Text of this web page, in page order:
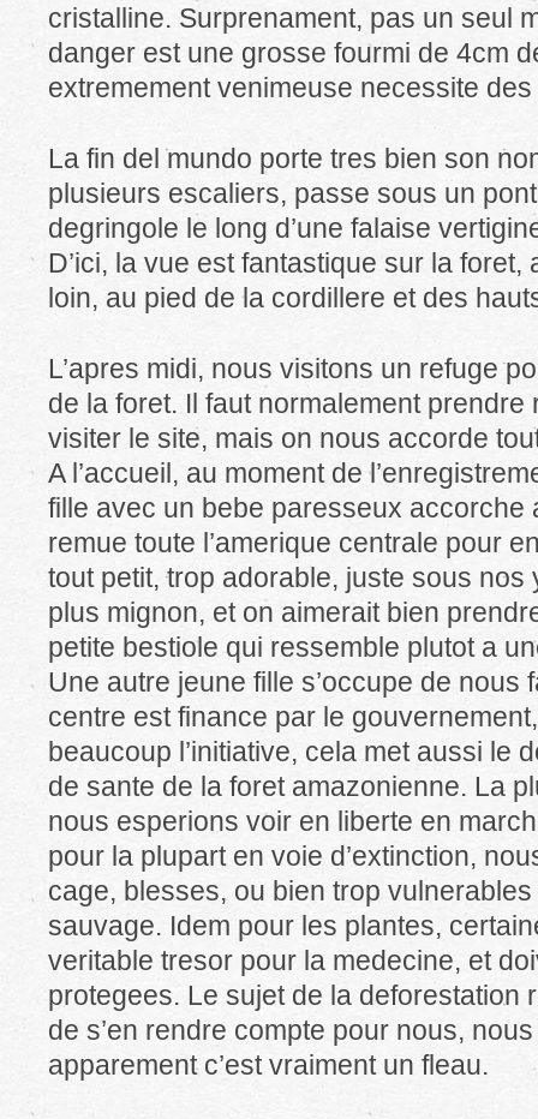
cristalline. Surprenament, pas un seul
danger est une grosse fourmi de 4cm
extremement venimeuse necessite
La fin del mundo porte tres bien son
plusieurs escaliers, passe sous un
degringole le long d’une falaise
D’ici, la vue est fantastique sur la
loin, au pied de la cordillere et des
L’apres midi, nous visitons un refuge
de la foret. Il faut normalement
visiter le site, mais on nous accorde
A l’accueil, au moment de
fille avec un bebe paresseux accorche
remue toute l’amerique centrale pour
tout petit, trop adorable, juste sous nos
plus mignon, et on aimerait bien
petite bestiole qui ressemble plutot a
Une autre jeune fille s’occupe de nous
centre est finance par le
beaucoup l’initiative, cela met aussi le
de sante de la foret amazonienne. La
nous esperions voir en liberte en
pour la plupart en voie d’extinction,
cage, blesses, ou bien trop
sauvage. Idem pour les plantes,
veritable tresor pour la medecine, et
protegees. Le sujet de la deforestation
de s’en rendre compte pour nous,
apparement c’est vraiment un fleau.